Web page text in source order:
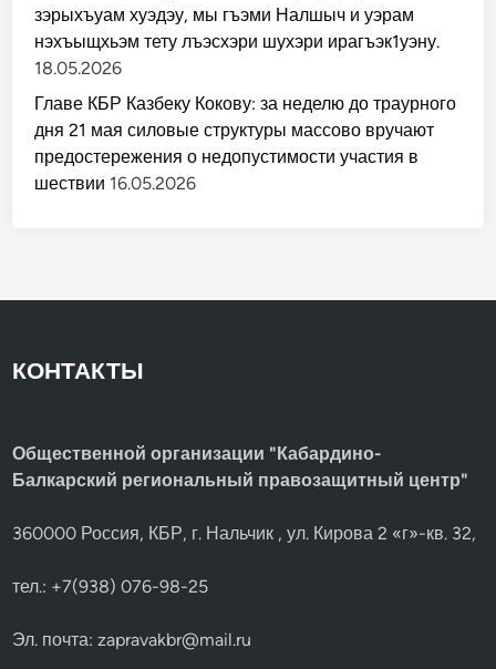
зэрыхъуам хуэдэу, мы гъэми Налшыч и уэрам
нэхъыщхьэм тету лъэсхэри шухэри ирагъэк1уэну.
18.05.2026
Главе КБР Казбеку Кокову: за неделю до траурного
дня 21 мая силовые структуры массово вручают
предостережения о недопустимости участия в
шествии 16.05.2026
КОНТАКТЫ
Общественной организации "Кабардино-
Балкарский региональный правозащитный центр"
360000 Россия, КБР, г. Нальчик , ул. Кирова 2 «г»-кв. 32,
тел.: +7(938) 076-98-25
Эл. почта:zapravakbr@mail.ru